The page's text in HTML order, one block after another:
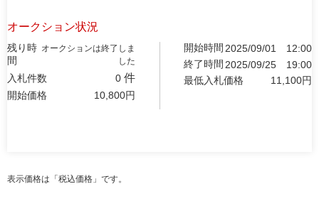
オークション状況
残り時
間
オークションは終了しま
した
入札件数 0 件
開始価格 10,800円
開始時間 2025/09/01
12:00
終了時間 2025/09/25
19:00
最低入札価格
11,100円
表示価格は「税込価格」です。